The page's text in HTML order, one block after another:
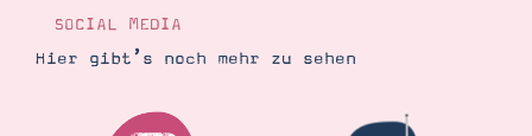
SOCIAL MEDIA
Hier gibt’s noch mehr zu sehen